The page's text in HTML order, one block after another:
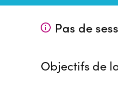
Pas de
Objectifs de